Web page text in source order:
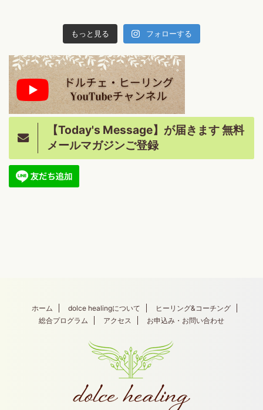
もっと見る フォローする
【Today's Message】が届きます 無料
メールマガジンご登録
ホーム dolce healingについて
ヒーリング&コーチング
総合プログラム
アクセス お申込み・お問い合わせ